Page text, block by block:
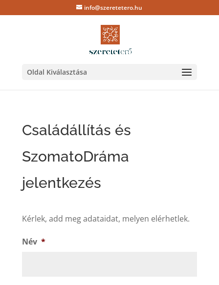
info@szeretetero.hu
Oldal Kiválasztása
Családállítás és
SzomatoDráma
jelentkezés
Kérlek, add meg adataidat, melyen elérhetlek.
Név *